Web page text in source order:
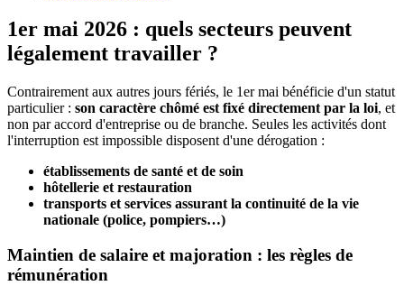
1er mai 2026 : quels secteurs peuvent
légalement travailler ?
Contrairement aux autres jours fériés, le 1er mai bénéficie d'un statut
particulier : son caractère chômé est fixé directement par la loi, et
non par accord d'entreprise ou de branche. Seules les activités dont
l'interruption est impossible disposent d'une dérogation :
établissements de santé et de soin
hôtellerie et restauration
transports et services assurant la continuité de la vie
nationale (police, pompiers…)
Maintien de salaire et majoration : les règles de
rémunération